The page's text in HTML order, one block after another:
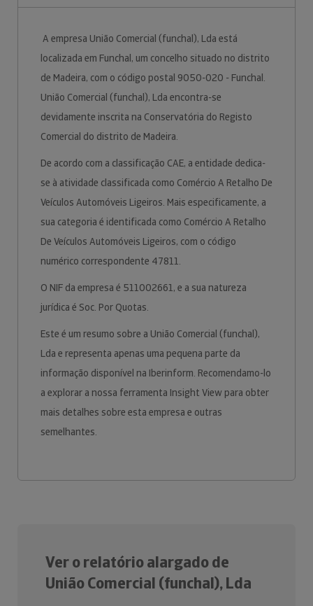
A empresa União Comercial (funchal), Lda está
localizada em Funchal, um concelho situado no distrito
de Madeira, com o código postal 9050-020 - Funchal.
União Comercial (funchal), Lda encontra-se
devidamente inscrita na Conservatória do Registo
Comercial do distrito de Madeira.
De acordo com a classificação CAE, a entidade dedica-
se à atividade classificada como Comércio A Retalho De
Veículos Automóveis Ligeiros. Mais especificamente, a
sua categoria é identificada como Comércio A Retalho
De Veículos Automóveis Ligeiros, com o código
numérico correspondente 47811.
O NIF da empresa é 511002661, e a sua natureza
jurídica é Soc. Por Quotas.
Este é um resumo sobre a União Comercial (funchal),
Lda e representa apenas uma pequena parte da
informação disponível na Iberinform. Recomendamo-lo
a explorar a nossa ferramenta Insight View para obter
mais detalhes sobre esta empresa e outras
semelhantes.
Ver o relatório alargado de
União Comercial (funchal), Lda